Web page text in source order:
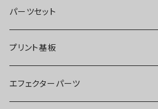
オーバードライブ
ディストーション
ファズ
ブースター
オーバードライブ
ディストーション
パーツセット
ブースター
オーバードライブ
プリント基板
オーバードライブ
エフェクターパーツ